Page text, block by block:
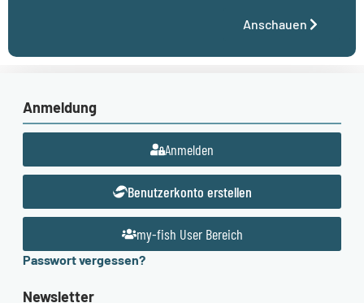
Anschauen
Anmeldung
Anmelden
Benutzerkonto erstellen
my-fish User Bereich
Passwort vergessen?
Newsletter